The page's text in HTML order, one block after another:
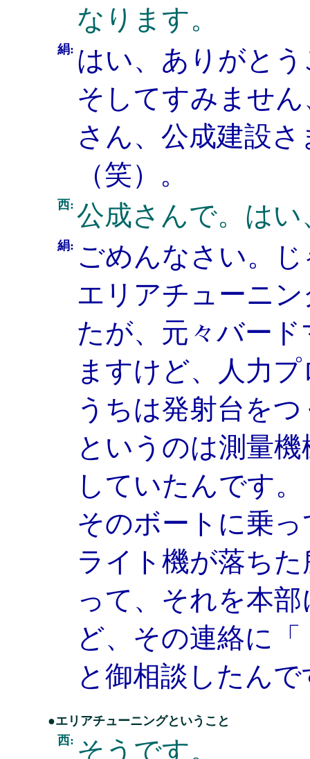
なります。
絹: はい、ありがと
そしてすみませ
さん、公成建設
（笑）。
西: 公成さんで。は
絹: ごめんなさい。
エリアチューニ
たが、元々バー
ますけど、人力
うちは発射台を
というのは測量
していたんです。
そのボートに乗
ライト機が落ち
って、それを本
ど、その連絡に
と御相談したん
●エリアチューニングということ
西: そうです。